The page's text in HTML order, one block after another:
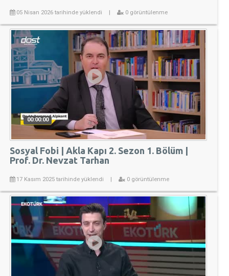
05 Nisan 2026 tarihinde yüklendi 0 görüntülenme
00:00:00
Sosyal Fobi | Akla Kapı 2. Sezon 1. Bölüm |
Prof. Dr. Nevzat Tarhan
17 Kasım 2025 tarihinde yüklendi | 0 görüntülenme